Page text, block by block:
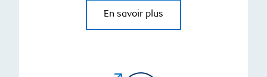
En savoir plus